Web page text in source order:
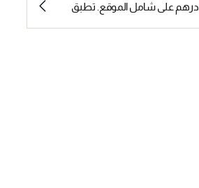
عند التسوق بقيمة 699 درهم على شامل الموقع. تطبق